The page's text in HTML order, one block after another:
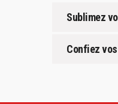
Sublimez
Confiez